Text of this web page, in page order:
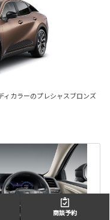
ィカラーのプレシャスブロンズ
商談予約